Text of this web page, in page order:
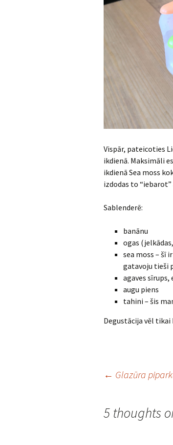
Vispār, pateicoties
ikdienā. Maksimāli
ikdienā Sea moss
izdodas to
Sablenderē:
banānu
ogas
sea moss – šī
gatavoju tieši
agaves
augu piens
tahini – šis
Degustācija vēl tikai
navigation
← Glazūra
5 thoughts